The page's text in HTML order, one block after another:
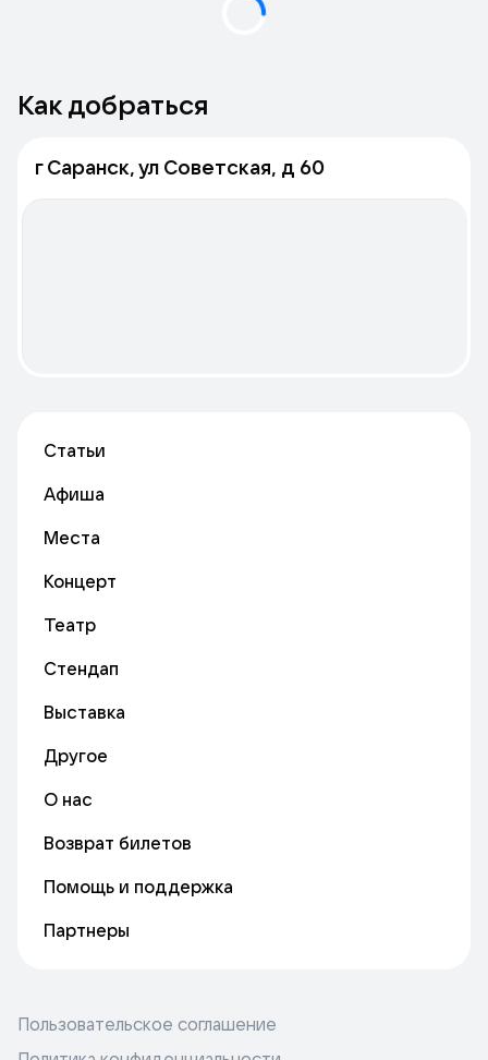
Как добраться
г Саранск, ул Советская, д 60
Статьи
Афиша
Места
Концерт
Театр
Стендап
Выставка
Другое
О нас
Возврат билетов
Помощь и поддержка
Партнеры
Пользовательское соглашение